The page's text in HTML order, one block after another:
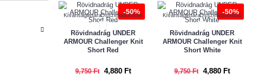
-50%
KívánságlistáraÖsszehasonlítás
Rövidnadrág UNDER
ARMOUR Challenger Knit
Short Red
9,750 Ft 4,880 Ft
-50%
KívánságlistáraÖsszehasonlítás
Rövidnadrág UNDER
ARMOUR Challenger Knit
Short White
9,750 Ft 4,880 Ft